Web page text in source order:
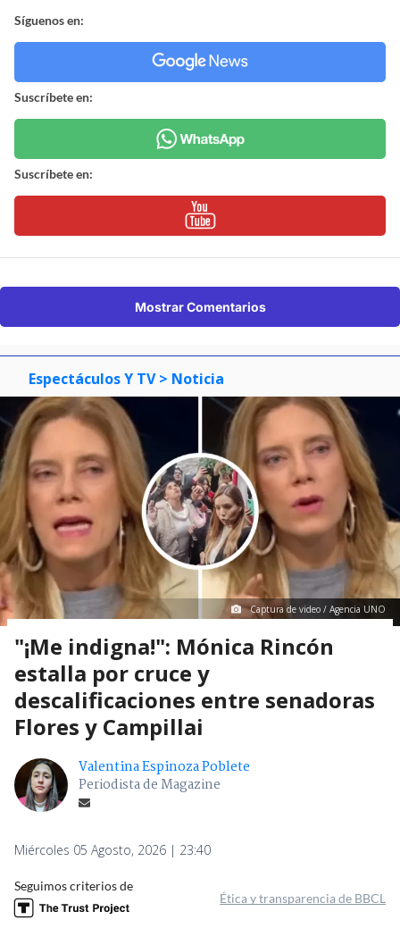
Síguenos en:
Suscríbete en:
Suscríbete en:
Mostrar Comentarios
Espectáculos Y TV > Noticia
Captura de video / Agencia UNO
"¡Me indigna!": Mónica Rincón
estalla por cruce y
descalificaciones entre senadoras
Flores y Campillai
Valentina Espinoza Poblete
Periodista de Magazine
Miércoles 05 Agosto, 2026 | 23:40
Seguimos criterios de
Ética y transparencia de BBCL